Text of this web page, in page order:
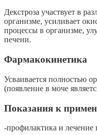
Декстроза участвует в
организме, усиливает
процессы в организме,
печени.
Фармакокинетика
Усваивается полностью
(появление в моче
Показания к
-профилактика и